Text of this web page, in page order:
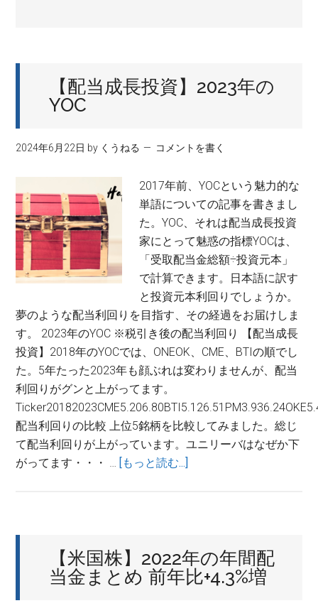
【配当成長投資】2023年の
YOC
2024年6月22日 by くうねる コメントを書く
2017年前、YOCという魅力的な
単語についての記事を書きまし
た。YOC、それは配当成長投資
家にとって魅惑の指標YOCは、
「受取配当金総額÷投資元本」
で計算できます。日本語に訳す
と投資元本利回りでしょうか。
夢のような配当利回りを目指す、その経過をお届けしま
す。 2023年のYOC ※税引き後の配当利回り 【配当成長
投資】2018年のYOCでは、ONEOK、CME、BTIの順でし
た。5年たった2023年も顔ぶれは変わりませんが、配当
利回りがグンと上がってます。
配当利回りの比較 上位5銘柄を比較してみました。総じ
て配当利回りが上がっています。ユニリーバはなぜか下
がってます・・・ … [もっと読む...]
投
資】
【米国株】2022年の年間配
当金まとめ 前年比+4.3%増